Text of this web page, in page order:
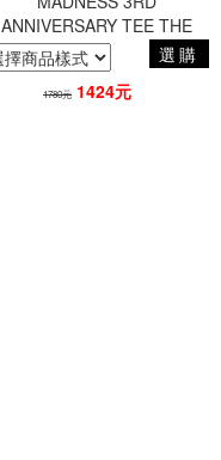
ANNIVERSARY TEE THE
GODFATHER GREY選購
1780元 1424元